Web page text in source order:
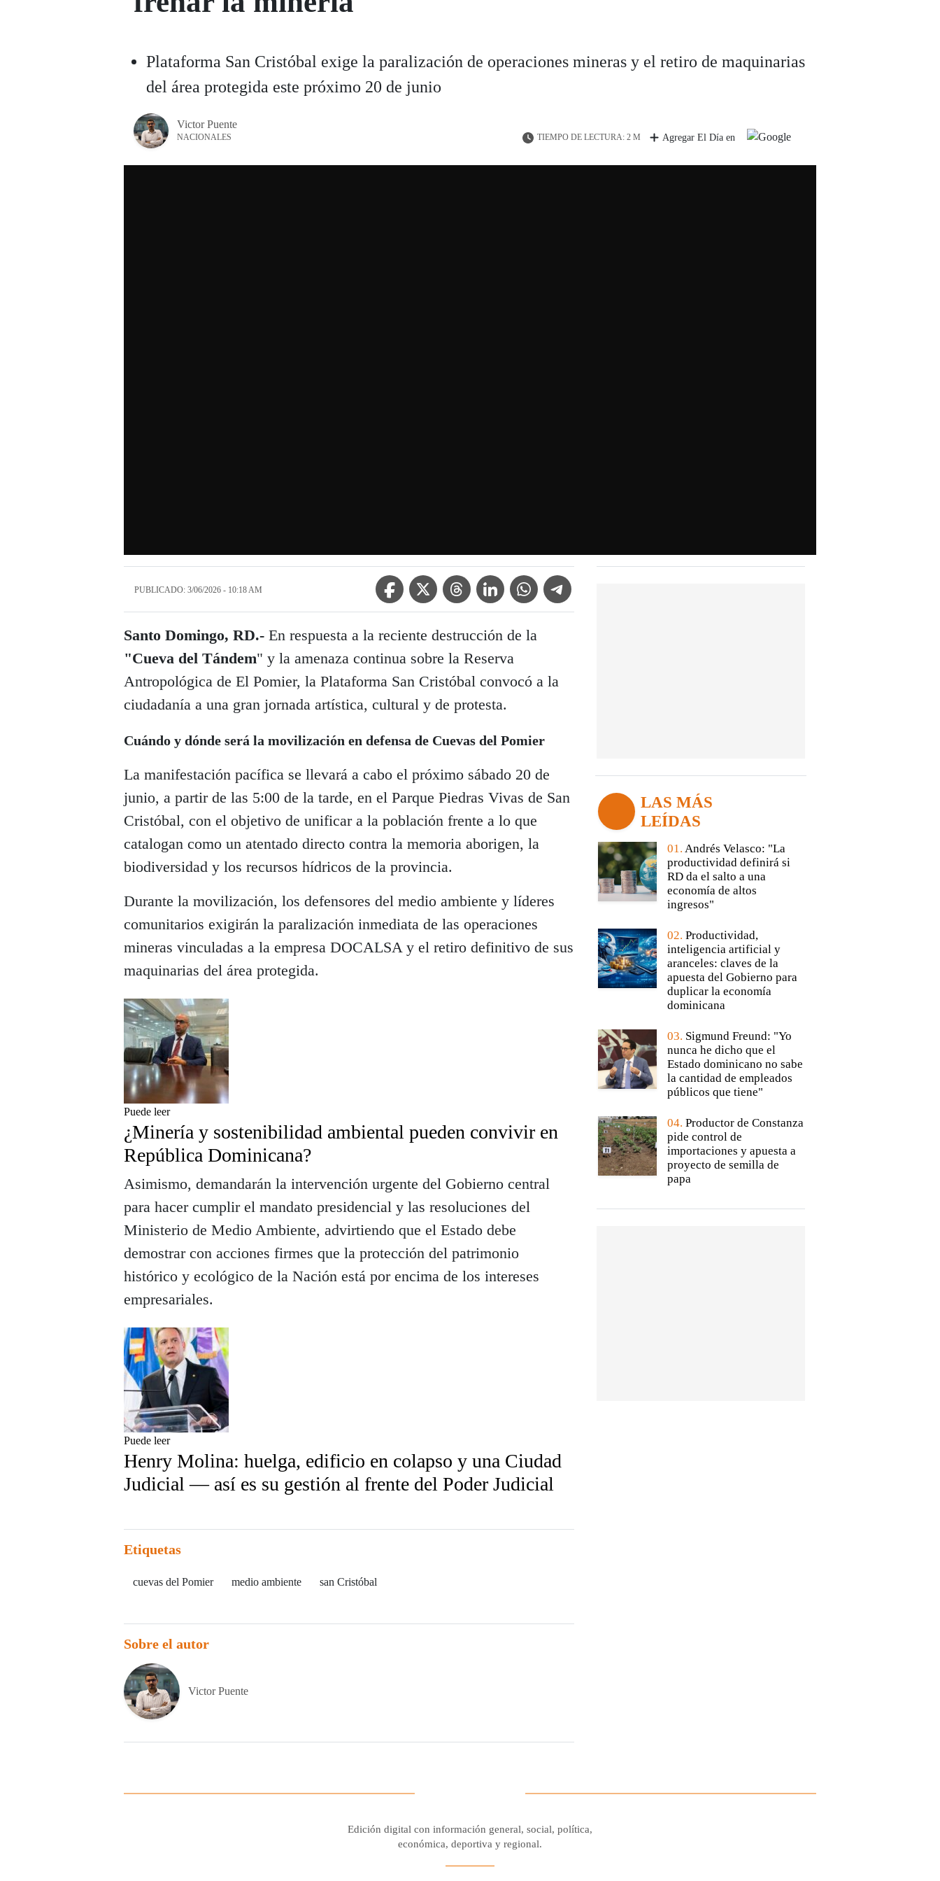
Plataforma San Cristóbal exige la paralización de operaciones mineras y el retiro de maquinarias
del área protegida este próximo 20 de junio
Victor Puente
NACIONALES TIEMPO DE LECTURA: 2 M Agregar El Día en
PUBLICADO: 3/06/2026 - 10:18 AM
Facebook IconTwitter IconThreads IconLinkedin IconWhatsApp IconTelegram Icon
Santo Domingo, RD.- En respuesta a la reciente destrucción de la
"Cueva del Tándem" y la amenaza continua sobre la Reserva
Antropológica de El Pomier, la Plataforma San Cristóbal convocó a la
ciudadanía a una gran jornada artística, cultural y de protesta.
Cuándo y dónde será la movilización en defensa de Cuevas del Pomier
La manifestación pacífica se llevará a cabo el próximo sábado 20 de
junio, a partir de las 5:00 de la tarde, en el Parque Piedras Vivas de San
Cristóbal, con el objetivo de unificar a la población frente a lo que
catalogan como un atentado directo contra la memoria aborigen, la
biodiversidad y los recursos hídricos de la provincia.
Durante la movilización, los defensores del medio ambiente y líderes
comunitarios exigirán la paralización inmediata de las operaciones
mineras vinculadas a la empresa DOCALSA y el retiro definitivo de sus
maquinarias del área protegida.
Puede leer
¿Minería y sostenibilidad ambiental pueden convivir en
República Dominicana?
Asimismo, demandarán la intervención urgente del Gobierno central
para hacer cumplir el mandato presidencial y las resoluciones del
Ministerio de Medio Ambiente, advirtiendo que el Estado debe
demostrar con acciones firmes que la protección del patrimonio
histórico y ecológico de la Nación está por encima de los intereses
empresariales.
Puede leer
Henry Molina: huelga, edificio en colapso y una Ciudad
Judicial — así es su gestión al frente del Poder Judicial
Etiquetas
cuevas del Pomier medio ambiente san Cristóbal
Sobre el autor
Victor Puente
LAS MÁS
LEÍDAS
01. Andrés Velasco: "La
productividad definirá si
RD da el salto a una
economía de altos
ingresos"
02. Productividad,
inteligencia artificial y
aranceles: claves de la
apuesta del Gobierno para
duplicar la economía
dominicana
03. Sigmund Freund: "Yo
nunca he dicho que el
Estado dominicano no sabe
la cantidad de empleados
públicos que tiene"
04. Productor de Constanza
pide control de
importaciones y apuesta a
proyecto de semilla de
papa
Edición digital con información general, social, política,
económica, deportiva y regional.